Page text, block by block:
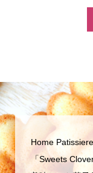
Home
「Sweets